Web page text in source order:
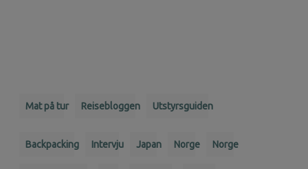
Mat på tur Reisebloggen Utstyrsguiden
Backpacking Intervju Japan Norge Norge